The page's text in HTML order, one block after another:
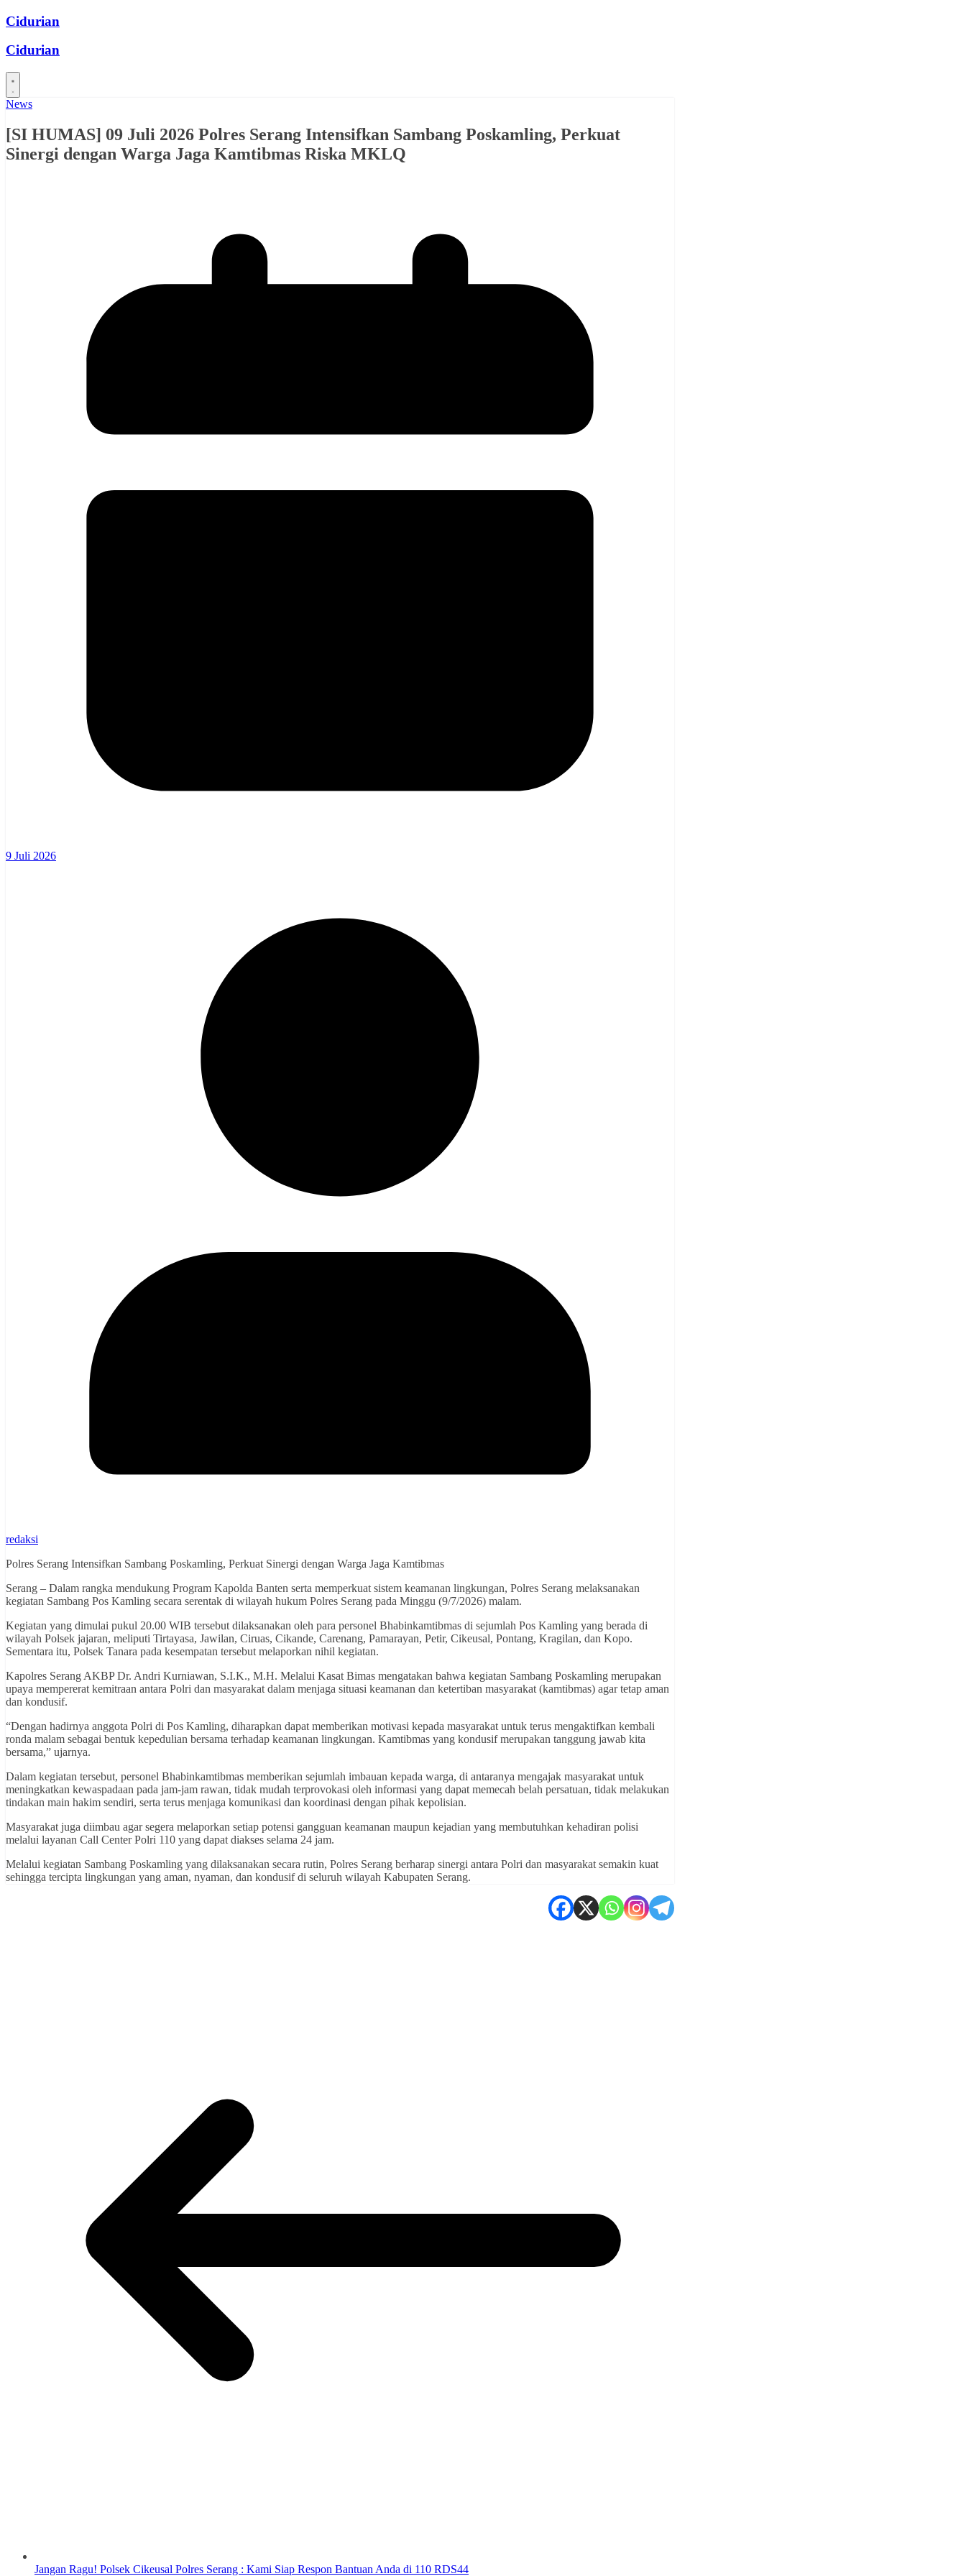
Skip
content
Cidurian
Cidurian
News
[SI HUMAS] 09 Juli 2026 Polres Serang Intensifkan Sambang Poskamling, Perkuat
Sinergi dengan Warga Jaga Kamtibmas Riska MKLQ
9 Juli 2026
redaksi
Polres Serang Intensifkan Sambang Poskamling, Perkuat Sinergi dengan Warga Jaga Kamtibmas
Serang – Dalam rangka mendukung Program Kapolda Banten serta memperkuat sistem keamanan lingkungan, Polres Serang melaksanakan
kegiatan Sambang Pos Kamling secara serentak di wilayah hukum Polres Serang pada Minggu (9/7/2026) malam.
Kegiatan yang dimulai pukul 20.00 WIB tersebut dilaksanakan oleh para personel Bhabinkamtibmas di sejumlah Pos Kamling yang berada di
wilayah Polsek jajaran, meliputi Tirtayasa, Jawilan, Ciruas, Cikande, Carenang, Pamarayan, Petir, Cikeusal, Pontang, Kragilan, dan Kopo.
Sementara itu, Polsek Tanara pada kesempatan tersebut melaporkan nihil kegiatan.
Kapolres Serang AKBP Dr. Andri Kurniawan, S.I.K., M.H. Melalui Kasat Bimas mengatakan bahwa kegiatan Sambang Poskamling merupakan
upaya mempererat kemitraan antara Polri dan masyarakat dalam menjaga situasi keamanan dan ketertiban masyarakat (kamtibmas) agar tetap aman
dan kondusif.
“Dengan hadirnya anggota Polri di Pos Kamling, diharapkan dapat memberikan motivasi kepada masyarakat untuk terus mengaktifkan kembali
ronda malam sebagai bentuk kepedulian bersama terhadap keamanan lingkungan. Kamtibmas yang kondusif merupakan tanggung jawab kita
bersama,” ujarnya.
Dalam kegiatan tersebut, personel Bhabinkamtibmas memberikan sejumlah imbauan kepada warga, di antaranya mengajak masyarakat untuk
meningkatkan kewaspadaan pada jam-jam rawan, tidak mudah terprovokasi oleh informasi yang dapat memecah belah persatuan, tidak melakukan
tindakan main hakim sendiri, serta terus menjaga komunikasi dan koordinasi dengan pihak kepolisian.
Masyarakat juga diimbau agar segera melaporkan setiap potensi gangguan keamanan maupun kejadian yang membutuhkan kehadiran polisi
melalui layanan Call Center Polri 110 yang dapat diakses selama 24 jam.
Melalui kegiatan Sambang Poskamling yang dilaksanakan secara rutin, Polres Serang berharap sinergi antara Polri dan masyarakat semakin kuat
sehingga tercipta lingkungan yang aman, nyaman, dan kondusif di seluruh wilayah Kabupaten Serang.
Jangan Ragu! Polsek Cikeusal Polres Serang : Kami Siap Respon Bantuan Anda di 110 RDS44